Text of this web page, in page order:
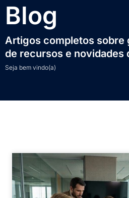
Blog
Artigos completos sobre
de recursos e novidades
Seja bem vindo(a)